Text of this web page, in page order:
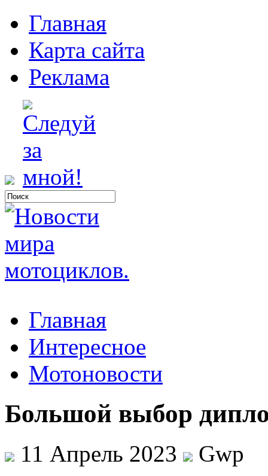
Главная
Карта сайта
Реклама
Главная
Интересное
Мотоновости
Большой выбор
11 Апрель 2023
Gwp